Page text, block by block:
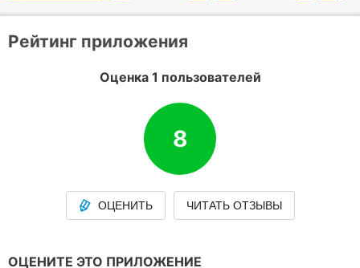
Рейтинг приложения
Оценка 1 пользователей
8
ОЦЕНИТЬ ЧИТАТЬ ОТЗЫВЫ
ОЦЕНИТЕ ЭТО ПРИЛОЖЕНИЕ